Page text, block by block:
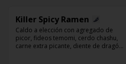
Killer Spicy Ramen
Caldo a elección con agregado de
picor, fideos temomi, cerdo chashu,
carne extra picante, diente de dragón,